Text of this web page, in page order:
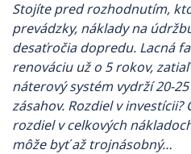
Stojíte pred rozhodnutím,
prevádzky, náklady na
desaťročia dopredu. Lacná
renováciu už o 5 rokov,
náterový systém vydrží 20-
zásahov. Rozdiel v investícii?
rozdiel v celkových
môže byť až trojnásobný…